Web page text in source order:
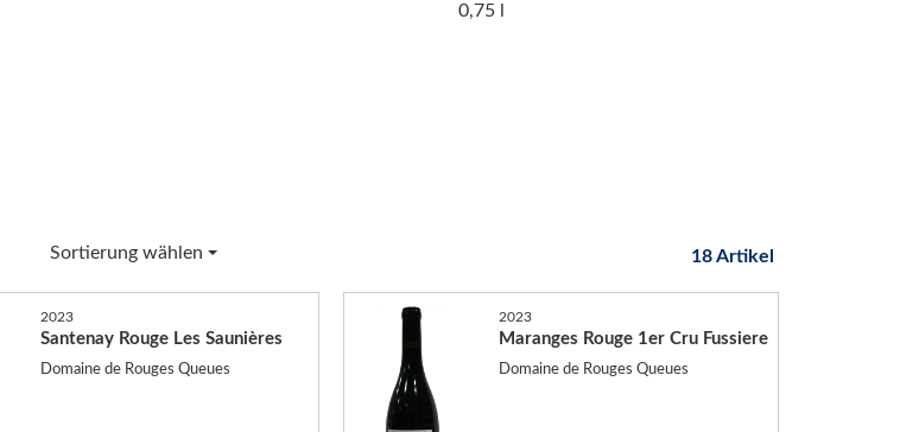
0,75 l
Sortierung wählen 18 Artikel
2023
Santenay Rouge Les Saunières
Domaine de Rouges Queues
2023
Maranges Rouge 1er Cru Fussiere
Domaine de Rouges Queues